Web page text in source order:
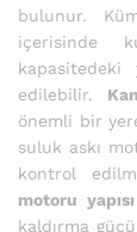
bulunur.
içerisinde
edilebilir.
önemli bir
suluk askı
kontrol
motoru yapısı
kaldırma